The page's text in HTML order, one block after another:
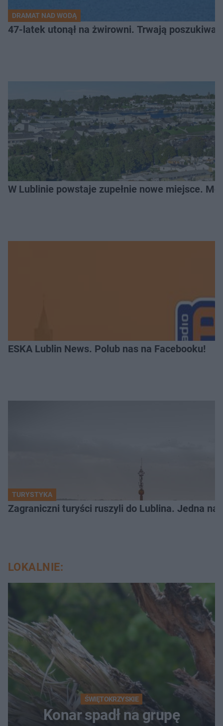
DRAMAT NAD WODĄ
47-latek utonął na żwirowni. Trwają
W Lublinie powstaje zupełnie nowe miejsce.
ESKA Lublin News. Polub nas na Facebooku!
TURYSTYKA
Zagraniczni turyści ruszyli do Lublina. Jedna
LOKALNIE:
ŚWIĘTOKRZYSKIE
Konar spadł na grupę